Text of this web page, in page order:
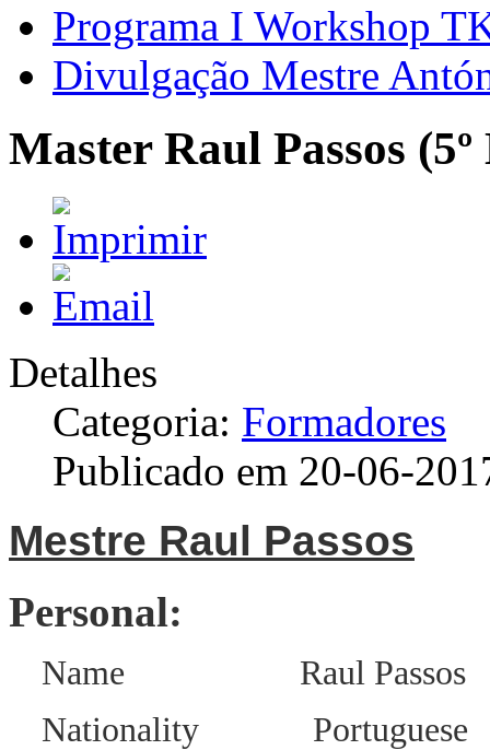
Programa I Workshop
Divulgação Mestre
Master Raul Passos (5º
Detalhes
Categoria: Formadores
Publicado em 20-06-
Mestre Raul Passos
Personal:
Name Raul Passos
Nationality Portuguese